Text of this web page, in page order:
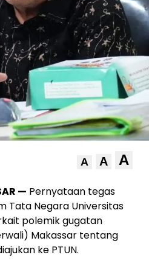
A A A
— Pernyataan tegas
Tata Negara Universitas
polemik gugatan
Makassar tentang
ke PTUN.